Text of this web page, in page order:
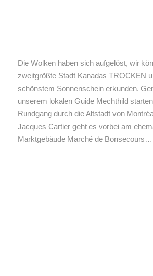
Die Wolken haben sich aufgelöst, wir
zweitgrößte Stadt Kanadas TROCKEN
schönstem Sonnenschein erkunden.
unserem lokalen Guide Mechthild
Rundgang durch die Altstadt von
Jacques Cartier geht es vorbei am
Marktgebäude Marché de Bonsecours…